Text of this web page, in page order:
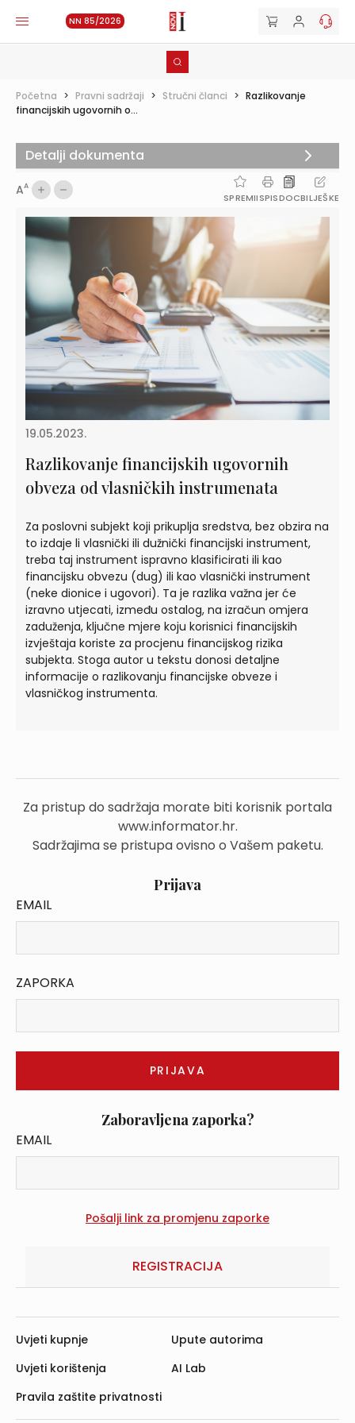
NN 85/2026
Početna > Pravni sadržaji > Stručni članci > Razlikovanje
financijskih ugovornih o...
AA
SPREMIISPISDOCBILJEŠKE
19.05.2023.
Razlikovanje financijskih ugovornih
obveza od vlasničkih instrumenata
Za poslovni subjekt koji prikuplja sredstva, bez obzira na
to izdaje li vlasnički ili dužnički financijski instrument,
treba taj instrument ispravno klasificirati ili kao
financijsku obvezu (dug) ili kao vlasnički instrument
(neke dionice i ugovori). Ta je razlika važna jer će
izravno utjecati, između ostalog, na izračun omjera
zaduženja, ključne mjere koju korisnici financijskih
izvještaja koriste za procjenu financijskog rizika
subjekta. Stoga autor u tekstu donosi detaljne
informacije o razlikovanju financijske obveze i
vlasničkog instrumenta.
Za pristup do sadržaja morate biti korisnik portala
www.informator.hr.
Sadržajima se pristupa ovisno o Vašem paketu.
Prijava
EMAIL
ZAPORKA
Zaboravljena zaporka?
EMAIL
REGISTRACIJA
Detalji dokumenta
Uvjeti kupnje
Uvjeti korištenja
Pravila zaštite privatnosti
Upute autorima
AI Lab